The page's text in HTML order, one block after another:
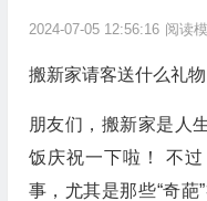
2024-07-05 12:56:16 阅读
搬新家请客送什么礼物
朋友们，搬新家是人
饭庆祝一下啦！ 不
事，尤其是那些“奇